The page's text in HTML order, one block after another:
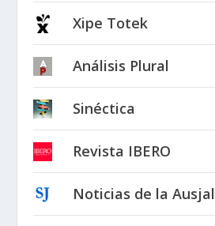
Xipe Totek
Análisis Plural
Sinéctica
Revista IBERO
Noticias de la Ausjal